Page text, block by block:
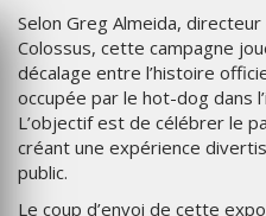
Selon Greg Almeida,
Colossus, cette campagne
décalage entre l’histoire
occupée par le hot-dog dans
L’objectif est de célébrer le
créant une expérience
public.
Le coup d’envoi de cette